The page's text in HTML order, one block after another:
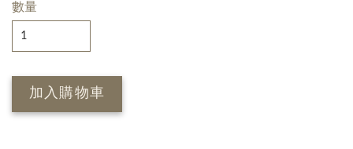
數量
加入購物車